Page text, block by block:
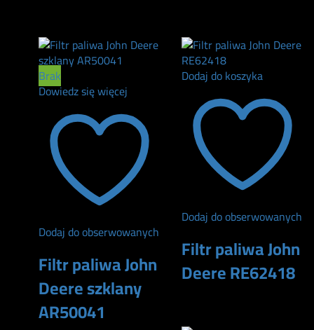
Brak
Dowiedz się więcej
Dodaj do obserwowanych
Filtr paliwa John
Deere szklany
AR50041
Dodaj do koszyka
Dodaj do obserwowanych
Filtr paliwa John
Deere RE62418